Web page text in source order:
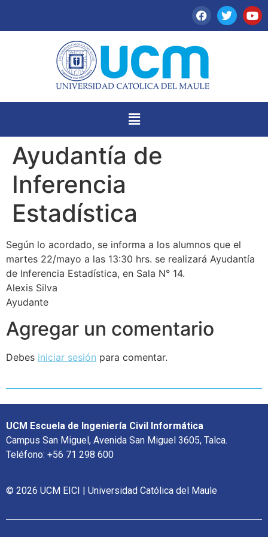
Ayudantía de
Inferencia
Estadística
Según lo acordado, se informa a los alumnos que el
martes 22/mayo a las 13:30 hrs. se realizará Ayudantía
de Inferencia Estadística, en Sala N° 14.
Alexis Silva
Ayudante
Agregar un comentario
Debes iniciar sesión para comentar.
UCM Escuela de Ingeniería Civil Informática
Campus San Miguel, Avenida San Miguel 3605, Talca.
Teléfono: +56 71 298 600
© 2026 UCM EICI | Universidad Católica del Maule